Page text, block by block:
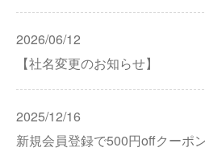
2026/06/12
【社名変更のお知らせ】
2025/12/16
新規会員登録で500円offクーポ